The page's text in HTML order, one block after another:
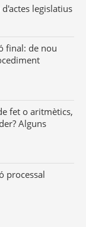
legislatius
final: de nou
fet o aritmètics,
Alguns
processal